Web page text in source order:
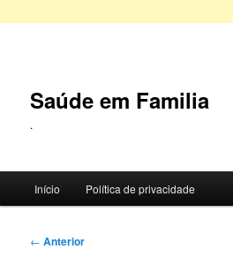
principalSaúde em Familia
.
principal
Início Política de privacidade
Navegação
← Anterior